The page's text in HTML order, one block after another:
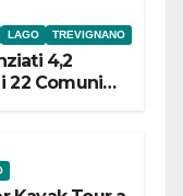
LAGO TREVIGNANO
4,2
22 Comuni